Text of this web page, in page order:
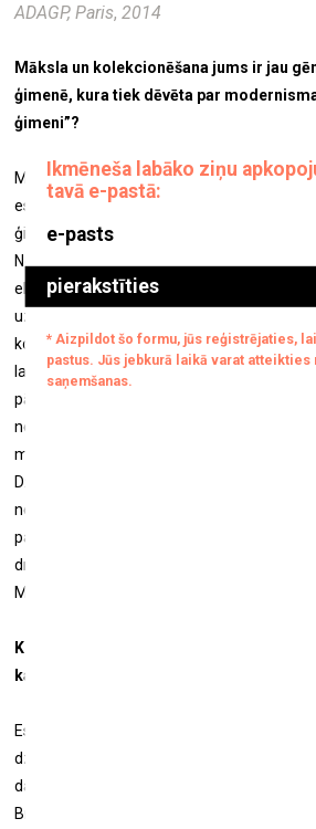
ADAGP, Paris,2014
Māksla un kolekcionēšana jums ir jau
ģimenē, kura tiek dēvēta par
ģimeni”?
Man kolekcionēšana ir dabiska un
esam dīleri – normāli tas nozīmē, ka viss ir
ģimenes īpašumā ir mākslas darbi, kuri
Nekādos apstākļos. Varbūt pamanījāt,
eksponēts Džakometi “Deguns”. Ģipša
uzdāvināja Pompidū centram Parīzē. To
kolekcionāri, piedāvājot neprātīgas
labāk to uzdāvināt nacionālajam muzejam,
pārliecību, ka pat pie visgalvureibinošākā
nekad netiks pārdots. Tie ir darbi, kas ir
mākslas vēstures, gan mūsu ģimenes
Džakometi veidots manas vecmāmiņas
nenonāks tirgū. Tāpat kā virkne mazu
par lieliskiem dzīves brīžiem – kādām
draugiem. Tie nav tikai
Manuprāt, tas ir ļoti svarīgi.
Kuras uzskatāt par galvenajām mācībām
kas pavadīta kopā ar 20. gadsimta
Es iemācījos ne tikai papildināt sienu ar
dzīvot kopā ar tiem, bet arī to, cik svarīgi ir
darba iekšpusē. Ne tikai teikt –
Braks. Svarīgi ir arī zināt mākslinieka